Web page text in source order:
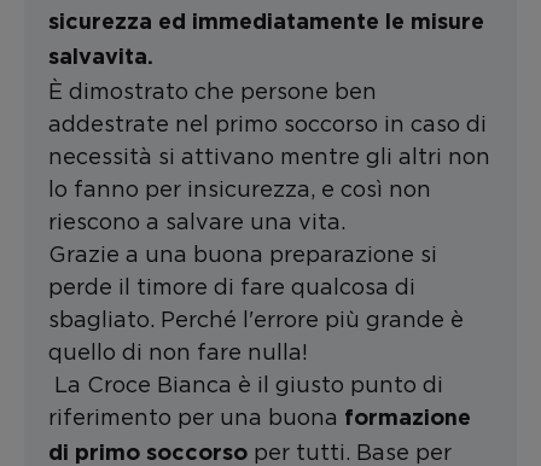
sicurezza ed immediatamente le misure
salvavita.
È dimostrato che persone ben
addestrate nel primo soccorso in caso di
necessità si attivano mentre gli altri non
lo fanno per insicurezza, e così non
riescono a salvare una vita.
Grazie a una buona preparazione si
perde il timore di fare qualcosa di
sbagliato. Perché l'errore più grande è
quello di non fare nulla!
La Croce Bianca è il giusto punto di
riferimento per una buona formazione
di primo soccorso per tutti. Base per